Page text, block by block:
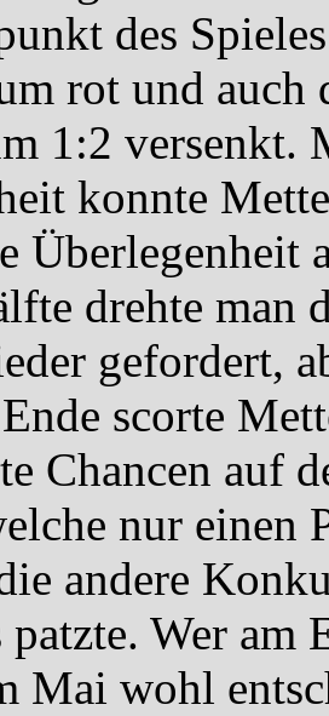
des
rot und
1:2 versenkt.
konnte
Überlegenheit
drehte man
gefordert,
scorte
Chancen auf
nur einen
andere
patzte. Wer
Mai wohl